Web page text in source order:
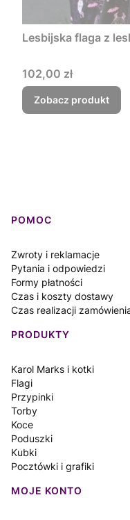
Lesbijska flaga z
Cena
102,00 zł
Zobacz produkt
Linki w stopce
POMOC
Zwroty i reklamacje
Pytania i odpowiedzi
Formy płatności
Czas i koszty dostawy
Czas realizacji
PRODUKTY
Karol Marks i kotki
Flagi
Przypinki
Torby
Koce
Poduszki
Kubki
Pocztówki i grafiki
MOJE KONTO